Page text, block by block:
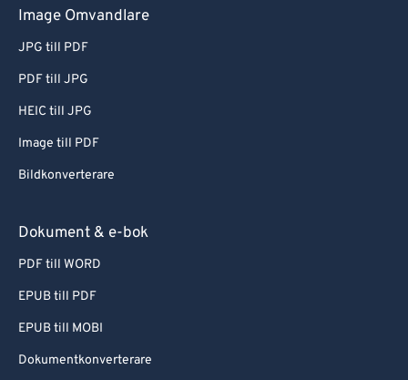
Image Omvandlare
JPG till PDF
PDF till JPG
HEIC till JPG
Image till PDF
Bildkonverterare
Dokument & e-bok
PDF till WORD
EPUB till PDF
EPUB till MOBI
Dokumentkonverterare